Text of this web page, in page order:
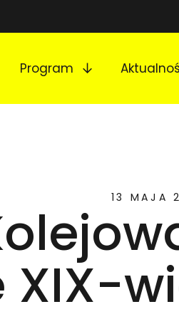
Program
13 MAJA
XIX-